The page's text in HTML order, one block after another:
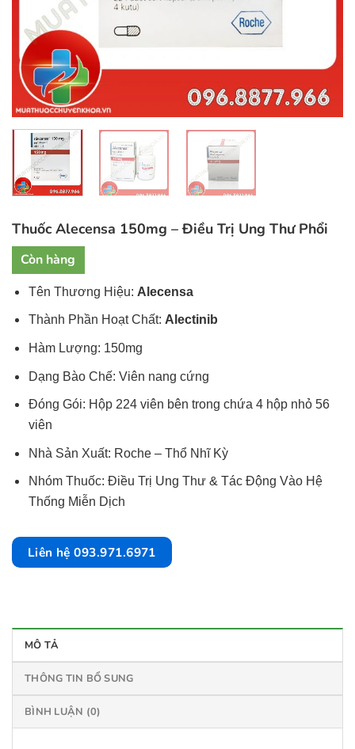
Thuốc Alecensa 150mg – Điều Trị Ung Thư Phổi
Còn hàng
Tên Thương Hiệu: Alecensa
Thành Phần Hoạt Chất: Alectinib
Hàm Lượng: 150mg
Dạng Bào Chế: Viên nang cứng
Đóng Gói: Hộp 224 viên bên trong chứa 4 hộp nhỏ 56
viên
Nhà Sản Xuất: Roche – Thổ Nhĩ Kỳ
Nhóm Thuốc: Điều Trị Ung Thư & Tác Động Vào Hệ
Thống Miễn Dịch
Liên hệ 093.971.6971
MÔ TẢ
THÔNG TIN BỔ SUNG
BÌNH LUẬN (0)